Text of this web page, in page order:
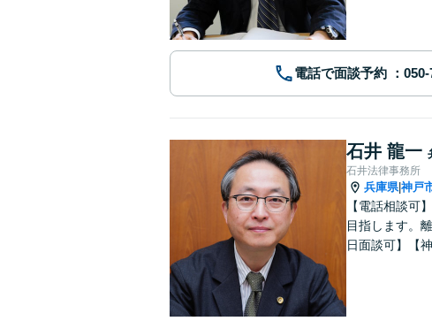
電話で面談予約
石井 龍一
石井法律事務所
兵庫県|神戸
【電話相談可
目指します。
日面談可】【